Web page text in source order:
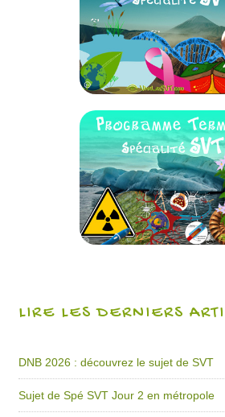
LIRE LES DERNIERS
DNB 2026 : découvrez le sujet de SVT
Sujet de Spé SVT Jour 2 en métropole